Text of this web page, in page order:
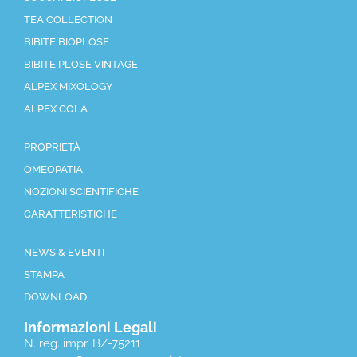
TEA COLLECTION
BIBITE BIOPLOSE
BIBITE PLOSE VINTAGE
ALPEX MIXOLOGY
ALPEX COLA
PROPRIETÀ
OMEOPATIA
NOZIONI SCIENTIFICHE
CARATTERISTICHE
NEWS & EVENTI
STAMPA
DOWNLOAD
Informazioni Legali
N. reg. impr. BZ-75211